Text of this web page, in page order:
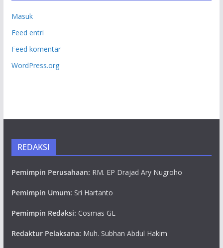
Masuk
Feed entri
Feed komentar
WordPress.org
REDAKSI
Pemimpin Perusahaan: RM. EP Drajad Ary Nugroho
Pemimpin Umum: Sri Hartanto
Pemimpin Redaksi: Cosmas GL
Redaktur Pelaksana: Muh. Subhan Abdul Hakim